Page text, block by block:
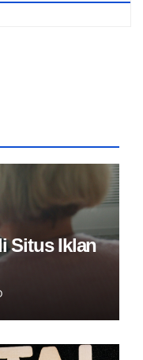
Situs Iklan